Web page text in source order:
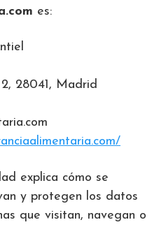
es:
28041, Madrid
explica cómo se
y protegen los datos
que visitan, navegan o